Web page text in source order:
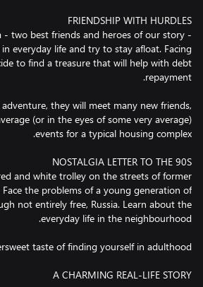
- two best friends and heroes of our story -
everyday life and try to stay afloat. Facing
to find a treasure that will help with debt
they will meet many new friends,
(or in the eyes of some very average)
and white trolley on the streets of former
Face the problems of a young generation of
not entirely free, Russia. Learn about the